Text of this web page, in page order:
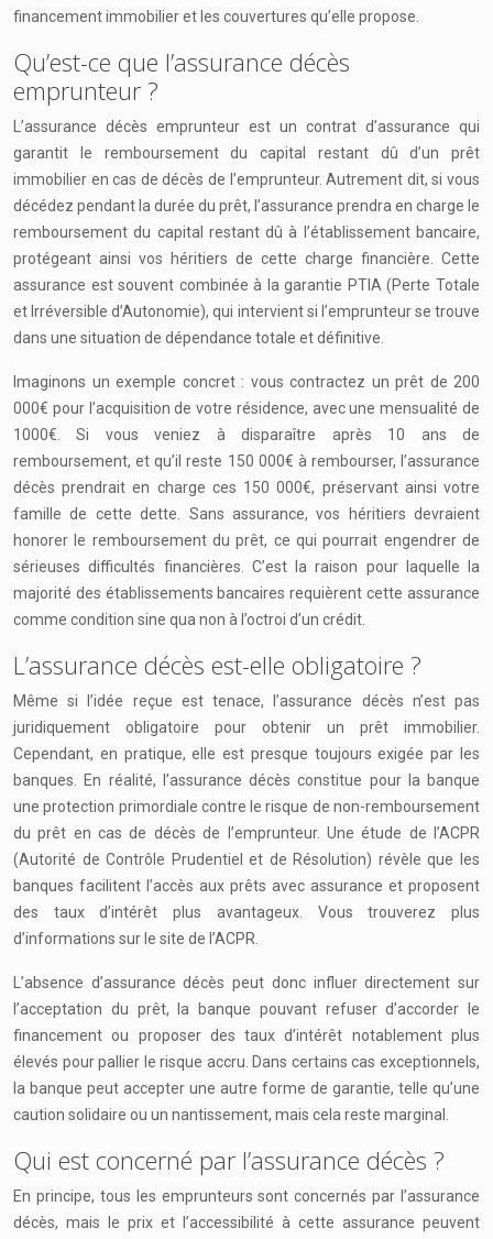
financement immobilier et les couvertures qu’elle propose.
Qu’est-ce que l’assurance décès
emprunteur ?
L’assurance décès emprunteur est un contrat d’assurance qui
garantit le remboursement du capital restant dû d’un prêt
immobilier en cas de décès de l’emprunteur. Autrement dit, si vous
décédez pendant la durée du prêt, l’assurance prendra en charge le
remboursement du capital restant dû à l’établissement bancaire,
protégeant ainsi vos héritiers de cette charge financière. Cette
assurance est souvent combinée à la garantie PTIA (Perte Totale
et Irréversible d’Autonomie), qui intervient si l’emprunteur se trouve
dans une situation de dépendance totale et définitive.
Imaginons un exemple concret : vous contractez un prêt de 200
000€ pour l’acquisition de votre résidence, avec une mensualité de
1000€. Si vous veniez à disparaître après 10 ans de
remboursement, et qu’il reste 150 000€ à rembourser, l’assurance
décès prendrait en charge ces 150 000€, préservant ainsi votre
famille de cette dette. Sans assurance, vos héritiers devraient
honorer le remboursement du prêt, ce qui pourrait engendrer de
sérieuses difficultés financières. C’est la raison pour laquelle la
majorité des établissements bancaires requièrent cette assurance
comme condition sine qua non à l’octroi d’un crédit.
L’assurance décès est-elle obligatoire ?
Même si l’idée reçue est tenace, l’assurance décès n’est pas
juridiquement obligatoire pour obtenir un prêt immobilier.
Cependant, en pratique, elle est presque toujours exigée par les
banques. En réalité, l’assurance décès constitue pour la banque
une protection primordiale contre le risque de non-remboursement
du prêt en cas de décès de l’emprunteur. Une étude de l’ACPR
(Autorité de Contrôle Prudentiel et de Résolution) révèle que les
banques facilitent l’accès aux prêts avec assurance et proposent
des taux d’intérêt plus avantageux. Vous trouverez plus
d’informations sur le site de l’ACPR.
L’absence d’assurance décès peut donc influer directement sur
l’acceptation du prêt, la banque pouvant refuser d’accorder le
financement ou proposer des taux d’intérêt notablement plus
élevés pour pallier le risque accru. Dans certains cas exceptionnels,
la banque peut accepter une autre forme de garantie, telle qu’une
caution solidaire ou un nantissement, mais cela reste marginal.
Qui est concerné par l’assurance décès ?
En principe, tous les emprunteurs sont concernés par l’assurance
décès, mais le prix et l’accessibilité à cette assurance peuvent